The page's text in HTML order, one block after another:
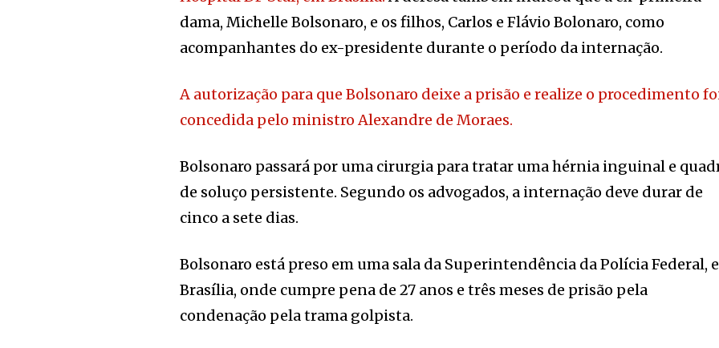
dama, Michelle Bolsonaro, e os filhos, Carlos e Flávio Bolonaro, como
acompanhantes do ex-presidente durante o período da internação.
A autorização para que Bolsonaro deixe a prisão e realize o procedimento
concedida pelo ministro Alexandre de Moraes.
Bolsonaro passará por uma cirurgia para tratar uma hérnia inguinal e
de soluço persistente. Segundo os advogados, a internação deve durar de
cinco a sete dias.
Bolsonaro está preso em uma sala da Superintendência da Polícia Federal,
Brasília, onde cumpre pena de 27 anos e três meses de prisão pela
condenação pela trama golpista.